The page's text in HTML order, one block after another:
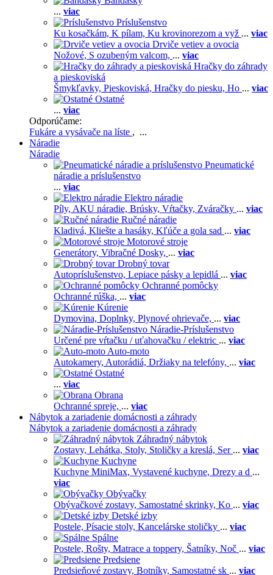
... viac
Príslušenstvo
Ku kosačkám, K pílam, Ku krovinorezom a vyž ... viac
Drviče vetiev a ovocia
Nožové, S ozubeným valcom, ... viac
Hračky do záhrady
a pieskoviská
Šmykľavky, Pieskoviská, Hračky do piesku, Ho ... viac
Ostatné
... viac
Odporúčame:
Fukáre a vysávače na líste , ...
Náradie
Náradie
Pneumatické
náradie a príslušenstvo
... viac
Elektro náradie
Píly, AKU náradie, Brúsky, Vŕtačky, Zváračky ... viac
Ručné náradie
Kladivá, Kliešte a hasáky, Kľúče a gola sad ... viac
Motorové stroje
Generátory, Vibračné Dosky, ... viac
Drobný tovar
Autopríslušenstvo, Lepiace pásky a lepidlá ... viac
Ochranné pomôcky
Ochranné rúška, ... viac
Kúrenie
Dymovina, Doplnky, Plynové ohrievače, ... viac
Náradie-Príslušenstvo
Určené pre vŕtačku / uťahovačku / elektric ... viac
Auto-moto
Autokamery, Autorádiá, Držiaky na telefóny, ... viac
Ostatné
... viac
Obrana
Ochranné spreje, ... viac
Nábytok a zariadenie domácnosti a záhrady
Nábytok a zariadenie domácnosti a záhrady
Záhradný nábytok
Zostavy, Lehátka, Stoly, Stoličky a kreslá, Ser ... viac
Kuchyne
Kuchyne MiniMax, Vystavené kuchyne, Drezy a d ...
viac
Obývačky
Obývačkové zostavy, Samostatné skrinky, Ko ... viac
Detské izby
Postele, Písacie stoly, Kancelárske stoličky ... viac
Spálne
Postele, Rošty, Matrace a toppery, Šatníky, Noč ... viac
Predsiene
Predsieňové zostavy, Botníky, Samostatné sk ... viac